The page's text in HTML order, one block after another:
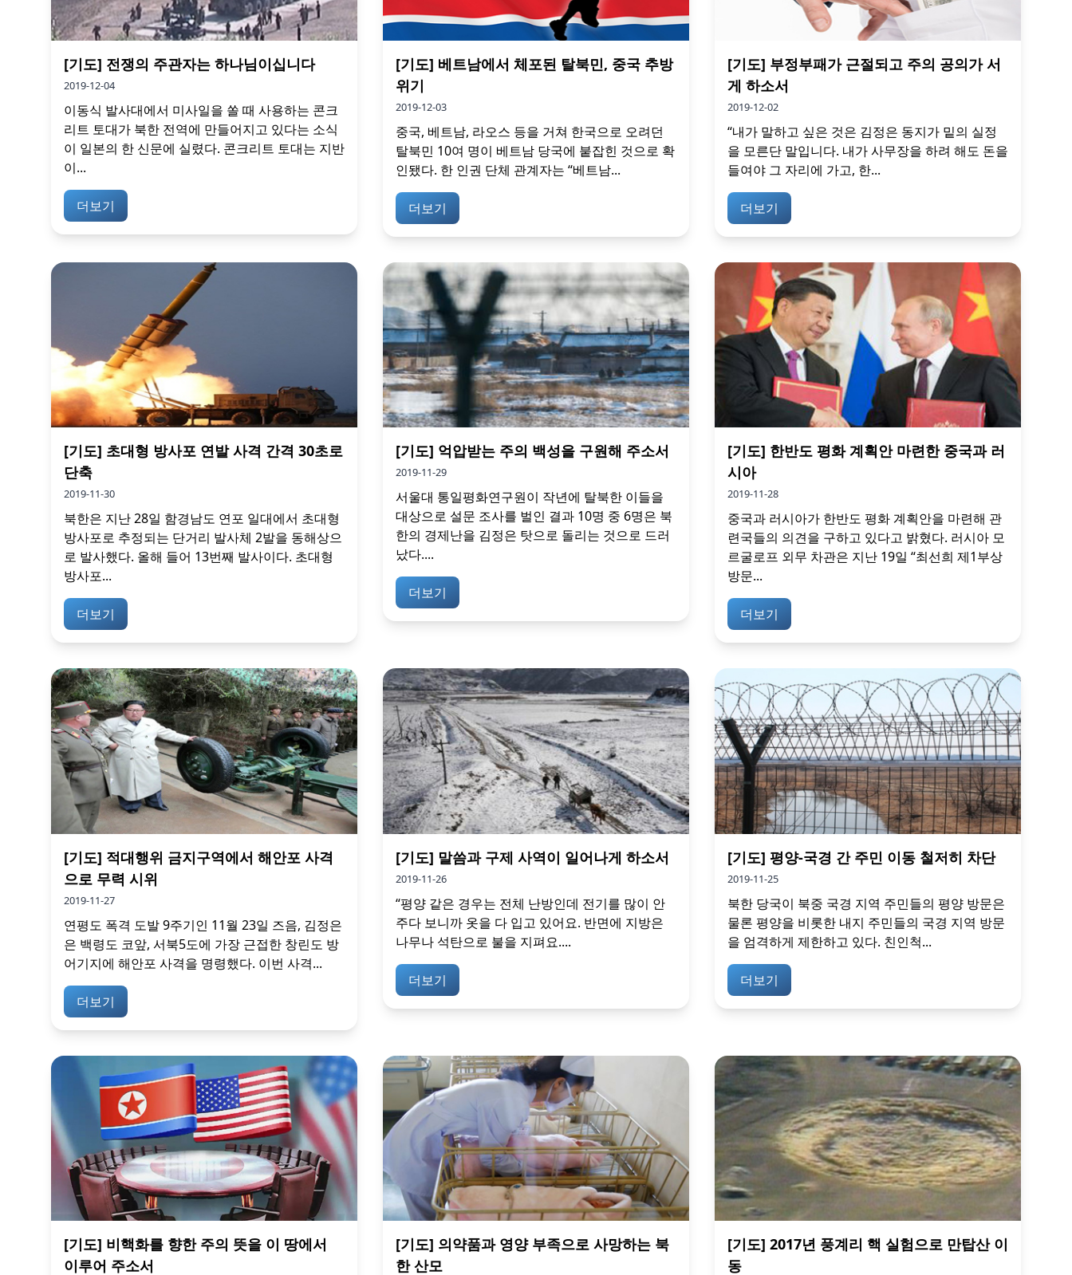
[기도] 전쟁의 주관자는 하나님이십니다
2019-12-04
이동식 발사대에서 미사일을 쏠 때 사용하는 콘크
리트 토대가 북한 전역에 만들어지고 있다는 소식
이 일본의 한 신문에 실렸다. 콘크리트 토대는 지반
이...
더보기
[기도] 베트남에서 체포된 탈북민, 중국 추방
위기
2019-12-03
중국, 베트남, 라오스 등을 거쳐 한국으로 오려던
탈북민 10여 명이 베트남 당국에 붙잡힌 것으로 확
인됐다. 한 인권 단체 관계자는 “베트남...
더보기
[기도] 부정부패가 근절되고 주의 공의가 서
게 하소서
2019-12-02
“내가 말하고 싶은 것은 김정은 동지가 밑의 실정
을 모른단 말입니다. 내가 사무장을 하려 해도 돈을
들여야 그 자리에 가고, 한...
더보기
[기도] 초대형 방사포 연발 사격 간격 30초로
단축
2019-11-30
북한은 지난 28일 함경남도 연포 일대에서 초대형
방사포로 추정되는 단거리 발사체 2발을 동해상으
로 발사했다. 올해 들어 13번째 발사이다. 초대형
방사포...
더보기
[기도] 억압받는 주의 백성을 구원해 주소서
2019-11-29
서울대 통일평화연구원이 작년에 탈북한 이들을
대상으로 설문 조사를 벌인 결과 10명 중 6명은 북
한의 경제난을 김정은 탓으로 돌리는 것으로 드러
났다....
더보기
[기도] 한반도 평화 계획안 마련한 중국과 러
시아
2019-11-28
중국과 러시아가 한반도 평화 계획안을 마련해 관
련국들의 의견을 구하고 있다고 밝혔다. 러시아 모
르굴로프 외무 차관은 지난 19일 “최선희 제1부상
방문...
더보기
[기도] 적대행위 금지구역에서 해안포 사격
으로 무력 시위
2019-11-27
연평도 폭격 도발 9주기인 11월 23일 즈음, 김정은
은 백령도 코앞, 서북5도에 가장 근접한 창린도 방
어기지에 해안포 사격을 명령했다. 이번 사격...
더보기
[기도] 말씀과 구제 사역이 일어나게 하소서
2019-11-26
“평양 같은 경우는 전체 난방인데 전기를 많이 안
주다 보니까 옷을 다 입고 있어요. 반면에 지방은
나무나 석탄으로 불을 지펴요....
더보기
[기도] 평양-국경 간 주민 이동 철저히 차단
2019-11-25
북한 당국이 북중 국경 지역 주민들의 평양 방문은
물론 평양을 비롯한 내지 주민들의 국경 지역 방문
을 엄격하게 제한하고 있다. 친인척...
더보기
[기도] 비핵화를 향한 주의 뜻을 이 땅에서
이루어 주소서
[기도] 의약품과 영양 부족으로 사망하는 북
한 산모
[기도] 2017년 풍계리 핵 실험으로 만탑산 이
동